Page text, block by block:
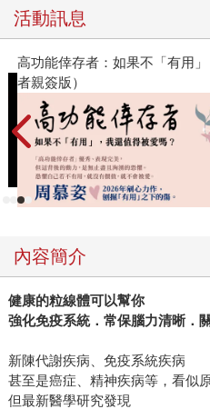
慢性病危機。毅然離開主流醫
度出發，提出顛覆性觀點：細
致我們生病的元兇。 書中強
量」，身體就能立即扭轉現狀
略 更令人矚目的是，美國總統
務總監，正是看中了她與其兄
的創見，以及他們共同提出的
Healthy Again）」政策。本書
結，為美國嚴重的慢性病危機
案。全書分為三大部分，從科
到飲食、運動、生活型態、生
確心態與良好策略。書中還包
畫」與「好能量食譜」，助你
擾，或希望預防慢性病、提升
健康指南。
活動訊息
高功能倖存者：如果不「有用
者親簽版）
內容簡介
健康的粒線體可以幫你
強化免疫系統．常保腦力清晰．
新陳代謝疾病、免疫系統疾病
甚至是癌症、精神疾病等，看似
但最新醫學研究發現